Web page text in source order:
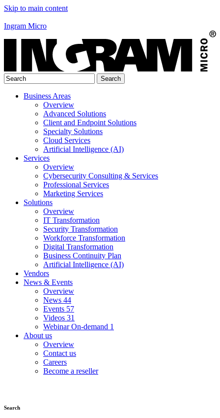
Skip to main content
Ingram Micro
Business Areas
Overview
Advanced Solutions
Client and Endpoint Solutions
Specialty Solutions
Cloud Services
Artificial Intelligence (AI)
Services
Overview
Cybersecurity Consulting & Services
Professional Services
Marketing Services
Solutions
Overview
IT Transformation
Security Transformation
Workforce Transformation
Digital Transformation
Business Continuity Plan
Artificial Intelligence (AI)
Vendors
News & Events
Overview
News 44
Events 57
Videos 31
Webinar On-demand 1
About us
Overview
Contact us
Careers
Become a reseller
Search